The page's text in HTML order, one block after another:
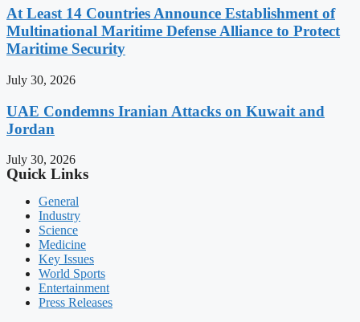
At Least 14 Countries Announce Establishment of
Multinational Maritime Defense Alliance to Protect
Maritime Security
July 30, 2026
UAE Condemns Iranian Attacks on Kuwait and
Jordan
July 30, 2026
Quick Links
General
Industry
Science
Medicine
Key Issues
World Sports
Entertainment
Press Releases